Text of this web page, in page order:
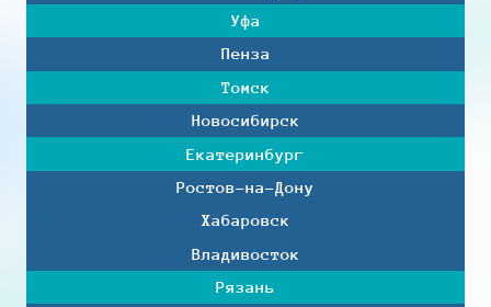
Уфа
Пенза
Томск
Новосибирск
Екатеринбург
Ростов-на-Дону
Хабаровск
Владивосток
Рязань